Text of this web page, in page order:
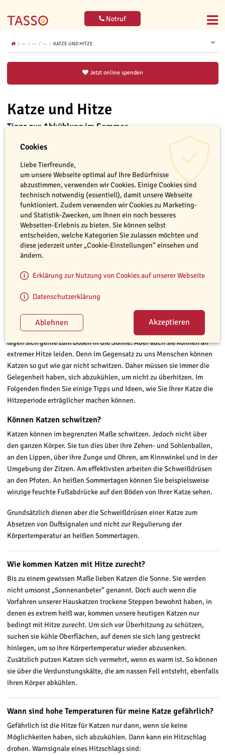
Notruf
... ... ... KATZE UND HITZE
Jetzt online spenden
Katze und Hitze
Tipps zur Abkühlung im Sommer
Katzen lieben die Sonne. Trotzdem ist einiges im Sommer zu beachten.
Die meisten Katzen genießen warme Frühlings- und Sommertage und
legen sich gerne zum Dösen in die Sonne. Aber auch sie können an
extremer Hitze leiden. Denn im Gegensatz zu uns Menschen können
Katzen so gut wie gar nicht schwitzen. Daher müssen sie immer die
Gelegenheit haben, sich abzukühlen, um nicht zu überhitzen. Im
Folgenden finden Sie einige Tipps und Ideen, wie Sie Ihrer Katze die
Hitzeperiode erträglicher machen können.
Können Katzen schwitzen?
Katzen können im begrenzten Maße schwitzen. Jedoch nicht über
den ganzen Körper. Sie tun dies über ihre Zehen- und Sohlenballen,
an den Lippen, über ihre Zunge und Ohren, am Kinnwinkel und in der
Umgebung der Zitzen. Am effektivsten arbeiten die Schweißdrüsen
an den Pfoten. An heißen Sommertagen können Sie beispielsweise
winzige feuchte Fußabdrücke auf den Böden von Ihrer Katze sehen.
Grundsätzlich dienen aber die Schweißdrüsen einer Katze zum
Absetzen von Duftsignalen und nicht zur Regulierung der
Körpertemperatur an heißen Sommertagen.
Wie kommen Katzen mit Hitze zurecht?
Bis zu einem gewissen Maße lieben Katzen die Sonne. Sie werden
nicht umsonst „Sonnenanbeter“ genannt. Doch auch wenn die
Vorfahren unserer Hauskatzen trockene Steppen bewohnt haben, in
denen es extrem heiß war, kommen unsere heutigen Katzen nur
bedingt mit Hitze zurecht. Um sich vor Überhitzung zu schützen,
suchen sie kühle Oberflächen, auf denen sie sich lang gestreckt
hinlegen, um so ihre Körpertemperatur wieder abzusenken.
Zusätzlich putzen Katzen sich vermehrt, wenn es warm ist. So können
sie über die Verdunstungskälte, die am nassen Fell entsteht, ebenfalls
ihren Körper abkühlen.
Wann sind hohe Temperaturen für meine Katze gefährlich?
Gefährlich ist die Hitze für Katzen nur dann, wenn sie keine
Möglichkeiten haben, sich abzukühlen. Dann kann ein Hitzschlag
drohen. Warnsignale eines Hitzschlags sind:
Cookies
Liebe Tierfreunde,
um unsere Webseite optimal auf Ihre Bedürfnisse
abzustimmen, verwenden wir Cookies. Einige Cookies sind
technisch notwendig (essentiell), damit unsere Webseite
funktioniert. Zudem verwenden wir Cookies zu Marketing-
und Statistik-Zwecken, um Ihnen ein noch besseres
Webseiten-Erlebnis zu bieten. Sie können selbst
entscheiden, welche Kategorien Sie zulassen möchten und
diese jederzeit unter „Cookie-Einstellungen“ einsehen und
ändern.
Erklärung zur Nutzung von Cookies auf unserer Webseite
Datenschutzerklärung